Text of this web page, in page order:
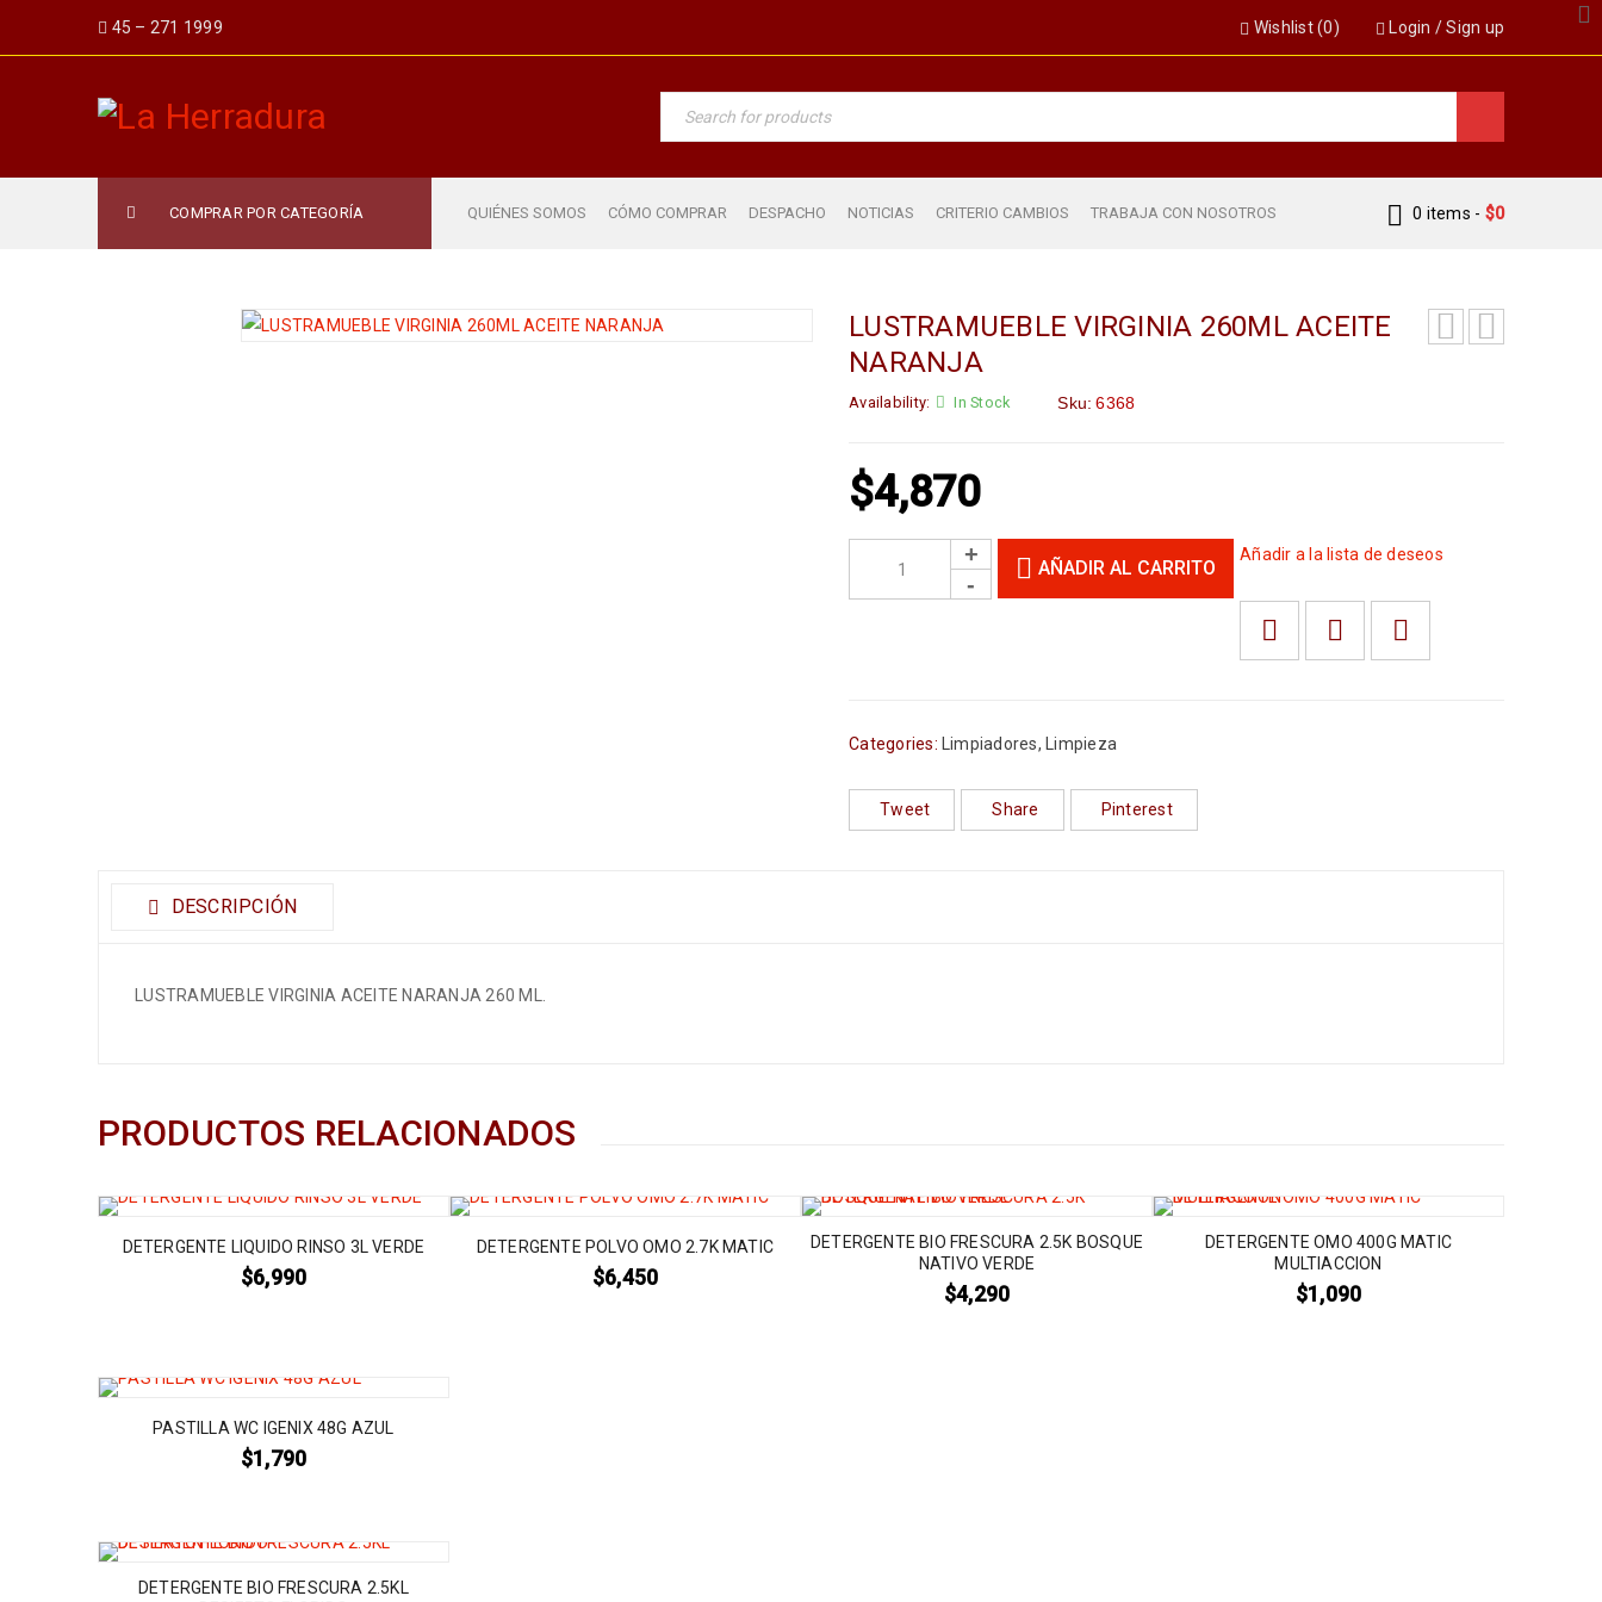
45 – 271 1999 Login /Sign up
Wishlist (0)
COMPRAR POR CATEGORÍA QUIÉNES SOMOS CÓMO COMPRAR DESPACHO NOTICIAS CRITERIO CAMBIOS TRABAJA CON NOSOTROS 0 items - $0
LUSTRAMUEBLE VIRGINIA 260ML ACEITE
NARANJA
Availability: In Stock Sku: 6368
$4,870
AÑADIR AL CARRITO
Añadir a la lista de deseos
Categories: Limpiadores, Limpieza
Tweet Share Pinterest
DESCRIPCIÓN
LUSTRAMUEBLE VIRGINIA ACEITE NARANJA 260 ML.
PRODUCTOS RELACIONADOS
DETERGENTE LIQUIDO RINSO 3L VERDE
$6,990
DETERGENTE POLVO OMO 2.7K MATIC
$6,450
DETERGENTE BIO FRESCURA 2.5K BOSQUE
NATIVO VERDE
$4,290
DETERGENTE OMO 400G MATIC
MULTIACCION
$1,090
PASTILLA WC IGENIX 48G AZUL
$1,790
DETERGENTE BIO FRESCURA 2.5KL